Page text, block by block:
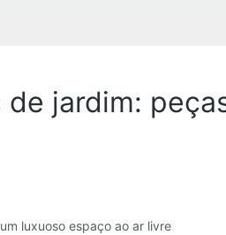
jardim:
luxuoso espaço ao ar livre